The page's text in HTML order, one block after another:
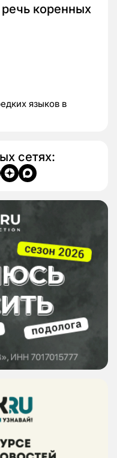
коренных
языков в
сетях: